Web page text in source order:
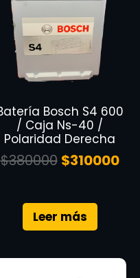
Bosch S4 600
/ Caja Ns-40 /
Polaridad Derecha
$380000 $310000
Leer más